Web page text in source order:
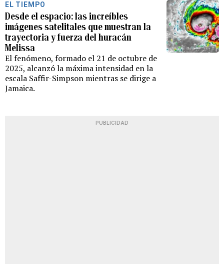
EL TIEMPO
Desde el espacio: las increíbles
imágenes satelitales que muestran la
trayectoria y fuerza del huracán
Melissa
El fenómeno, formado el 21 de octubre de
2025, alcanzó la máxima intensidad en la
escala Saffir-Simpson mientras se dirige a
Jamaica.
PUBLICIDAD